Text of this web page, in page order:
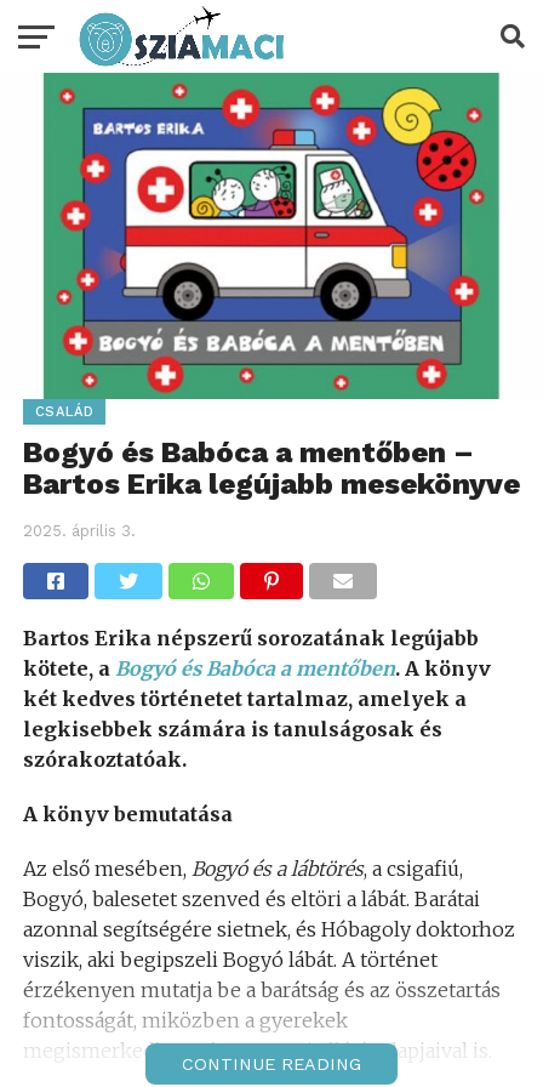
CSALÁD
Bogyó és Babóca a mentőben –
Bartos Erika legújabb mesekönyve
2025. április 3.
Bartos Erika népszerű sorozatának legújabb
kötete, a Bogyó és Babóca a mentőben. A könyv
két kedves történetet tartalmaz, amelyek a
legkisebbek számára is tanulságosak és
szórakoztatóak.
A könyv bemutatása
Az első mesében, Bogyó és a lábtörés, a csigafiú,
Bogyó, balesetet szenved és eltöri a lábát. Barátai
azonnal segítségére sietnek, és Hóbagoly doktorhoz
viszik, aki begipszeli Bogyó lábát. A történet
érzékenyen mutatja be a barátság és az összetartás
fontosságát, miközben a gyerekek
megismerkedhetnek az orvosi ellátás alapjaival is.
CONTINUE READING